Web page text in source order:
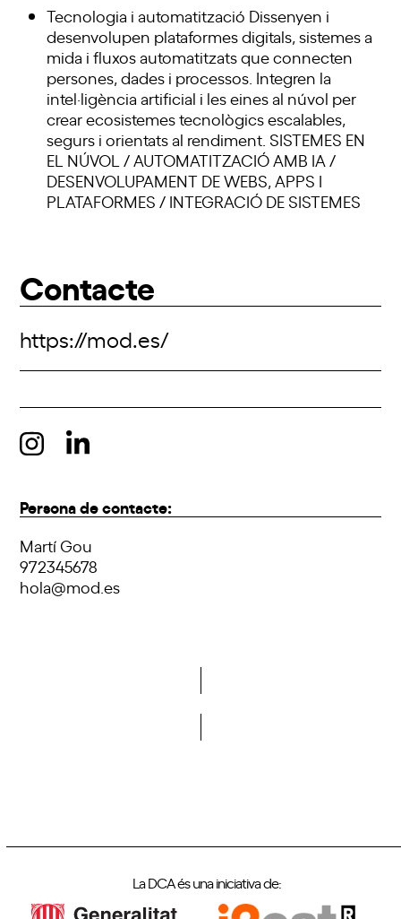
Tecnologia i automatització Dissenyen i
desenvolupen plataformes digitals, sistemes a
mida i fluxos automatitzats que connecten
persones, dades i processos. Integren la
intel·ligència artificial i les eines al núvol per
crear ecosistemes tecnològics escalables,
segurs i orientats al rendiment. SISTEMES EN
EL NÚVOL / AUTOMATITZACIÓ AMB IA /
DESENVOLUPAMENT DE WEBS, APPS I
PLATAFORMES / INTEGRACIÓ DE SISTEMES
Contacte
https://mod.es/
Persona de contacte:
Martí Gou
972345678
hola@mod.es
La DCA és una iniciativa de: